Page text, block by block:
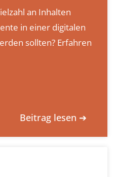
an Inhalten
in einer digitalen
sollten? Erfahren
Beitrag lesen ➔